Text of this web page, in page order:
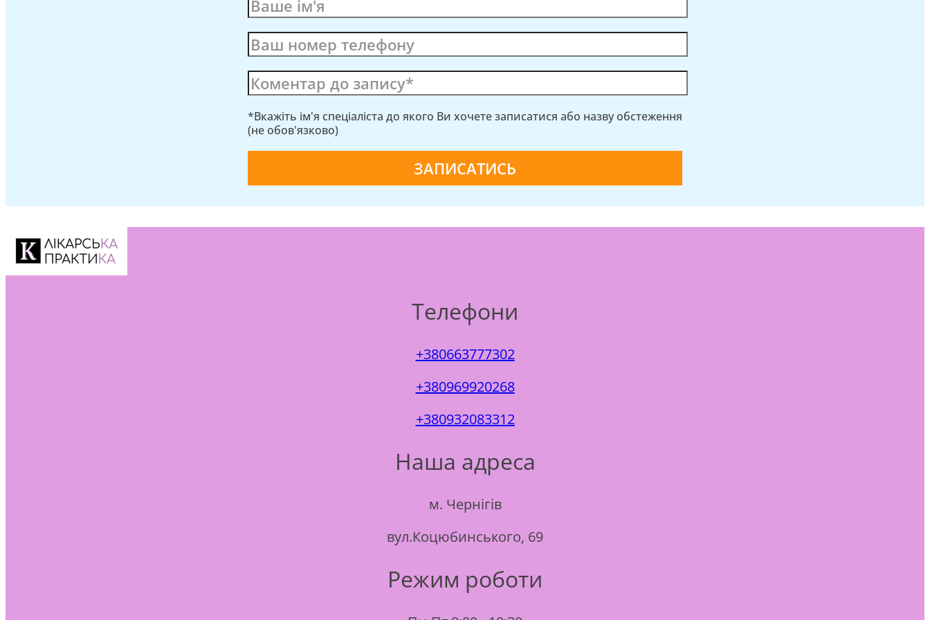
*Вкажіть ім'я спеціаліста до якого Ви хочете записатися або назву обстеження
(не обов'язково)
Телефони
+380663777302
+380969920268
+380932083312
Наша адреса
м. Чернігів
вул.Коцюбинського, 69
Режим роботи